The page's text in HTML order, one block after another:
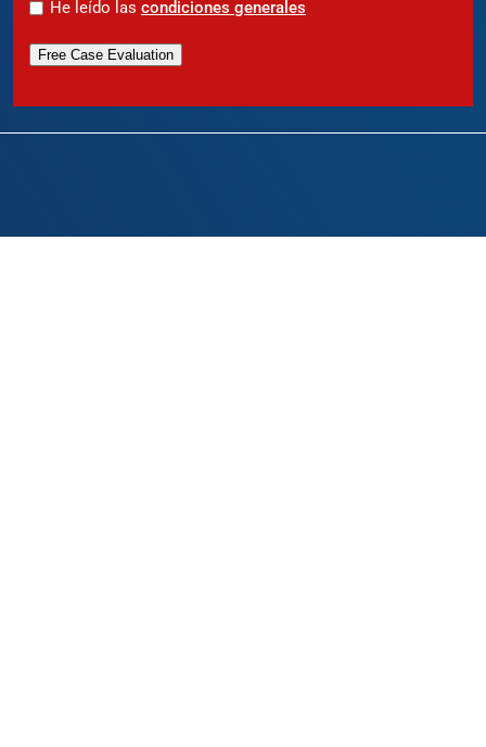
He leído las condiciones generales
Free Case Evaluation